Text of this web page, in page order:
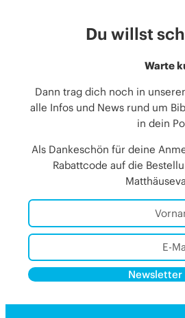
Du willst
Warte
Dann trag dich noch in
alle Infos und News rund um
in dein
Als Dankeschön für deine
Rabattcode auf die
Newsletter